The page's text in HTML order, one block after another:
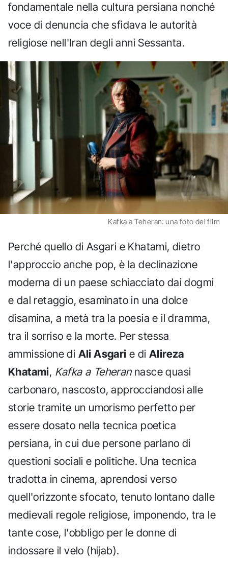
fondamentale nella cultura persiana nonché
voce di denuncia che sfidava le autorità
religiose nell'Iran degli anni Sessanta.
Kafka a Teheran: una foto del film
Perché quello di Asgari e Khatami, dietro
l'approccio anche pop, è la declinazione
moderna di un paese schiacciato dai dogmi
e dal retaggio, esaminato in una dolce
disamina, a metà tra la poesia e il dramma,
tra il sorriso e la morte. Per stessa
ammissione di Ali Asgari e diAlireza
Khatami, Kafka a Teherannasce quasi
carbonaro, nascosto, approcciandosi alle
storie tramite un umorismo perfetto per
essere dosato nella tecnica poetica
persiana, in cui due persone parlano di
questioni sociali e politiche. Una tecnica
tradotta in cinema, aprendosi verso
quell'orizzonte sfocato, tenuto lontano dalle
medievali regole religiose, imponendo, tra le
tante cose, l'obbligo per le donne di
indossare il velo (hijab).